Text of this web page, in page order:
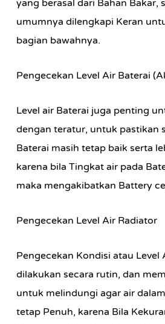
yang berasal dari Bahan Bakar,
umumnya dilengkapi Keran
bagian bawahnya.
Pengecekan Level Air Baterai
Level air Baterai juga penting
dengan teratur, untuk pastikan
Baterai masih tetap baik serta
karena bila Tingkat air pada
maka mengakibatkan Battery
Pengecekan Level Air Radiator
Pengecekan Kondisi atau Level
dilakukan secara rutin, dan
untuk melindungi agar air
tetap Penuh, karena Bila